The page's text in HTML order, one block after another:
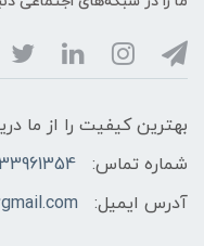
بهترین کیفیت را از ما
شماره تماس:
آدرس ایمیل: